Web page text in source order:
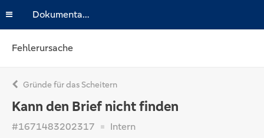
Dokumentation
Fehlerursache
Gründe für das Scheitern
Kann den Brief nicht finden
#1671483202317 Intern